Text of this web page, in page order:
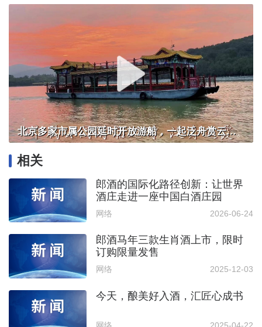
北京多家市属公园延时开放游船，一起泛舟赏云霞！
相关
郎酒的国际化路径创新：让世界
酒庄走进一座中国白酒庄园
网络 2026-06-24
郎酒马年三款生肖酒上市，限时
订购限量发售
网络 2025-12-03
今天，酿美好入酒，汇匠心成书